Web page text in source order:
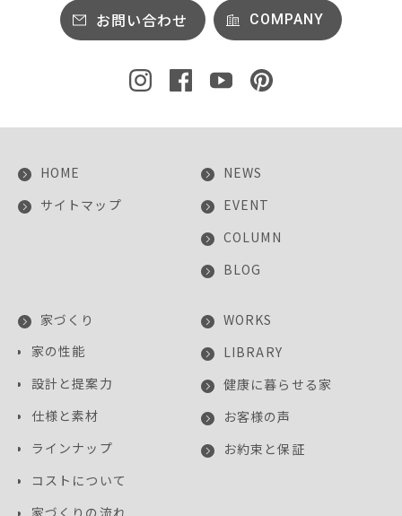
お問い合わせ COMPANY
HOME
サイトマップ
NEWS
EVENT
COLUMN
BLOG
家づくり
家の性能
設計と提案力
仕様と素材
ラインナップ
コストについて
WORKS
LIBRARY
健康に暮らせる家
お客様の声
お約束と保証